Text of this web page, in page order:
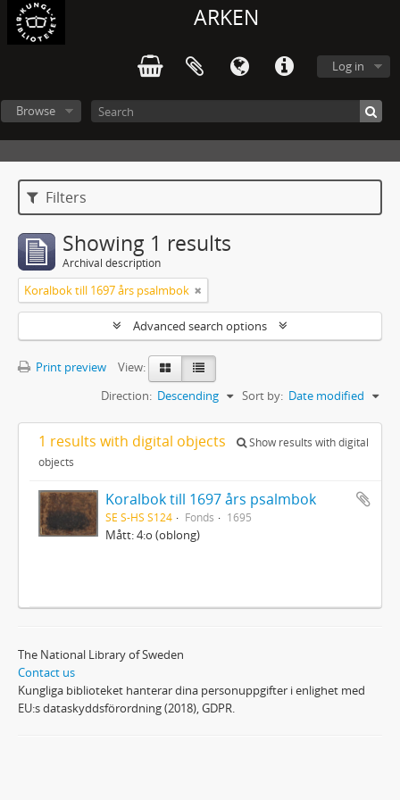
ARKEN
Log in
Browse
Filters
Showing 1 results
Archival description
Koralbok till 1697 års psalmbok
Advanced search options
Print preview
View:
Sort by: Date modified
Direction: Descending
1 results with digital objects
Show results with digital
objects
Koralbok till 1697 års psalmbok
SE S-HS S124 Fonds 1695
Mått: 4:o (oblong)
The National Library of Sweden
Contact us
Kungliga biblioteket hanterar dina personuppgifter i enlighet med
EU:s dataskyddsförordning (2018), GDPR.